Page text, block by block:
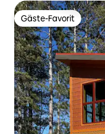
Gäste-Favorit
Gäste-Favorit